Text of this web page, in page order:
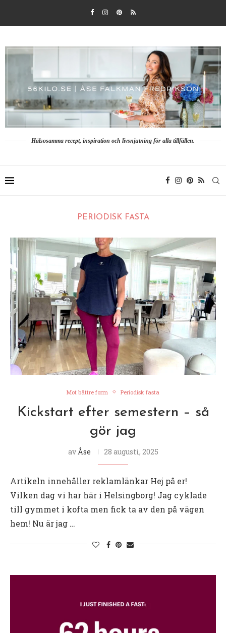
Hälsosamma recept, inspiration och livsnjutning för alla tillfällen.
PERIODISK FASTA
Mot bättre form Periodisk fasta
Kickstart efter semestern – så
gör jag
av Åse 28 augusti, 2025
Artikeln innehåller reklamlänkar Hej på er!
Vilken dag vi har här i Helsingborg! Jag cyklade
till gymmet i kofta men fick ta av den på vägen
hem! Nu är jag …